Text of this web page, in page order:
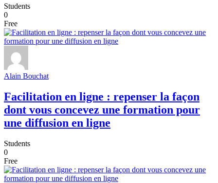
Students
0
Free
Alain Bouchat
Facilitation en ligne : repenser la façon
dont vous concevez une formation pour
une diffusion en ligne
Students
0
Free